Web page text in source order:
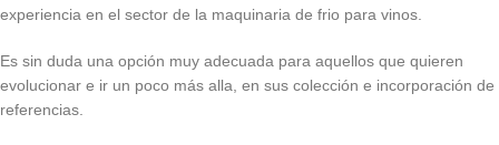
experiencia en el sector de la maquinaria de frio para vinos.
Es sin duda una opción muy adecuada para aquellos que quieren
evolucionar e ir un poco más alla, en sus colección e incorporación de
referencias.